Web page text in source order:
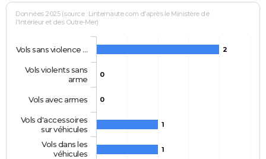
Données 2025 (source : Linternaute.com d'après le Ministère de
l'Intérieur et des Outre-Mer)
2
0
0
1
1
Vols sans violence …
Vols violents sans
arme
Vols avec armes
Vols d'accessoires
sur véhicules
Vols dans les
véhicules